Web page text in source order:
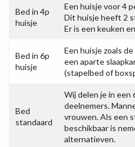
Bed in 4p
huisje
Een huisje voor 4
Dit huisje heeft 2
Er is een keuken
Bed in 6p
huisje
Een huisje zoals
een aparte
(stapelbed of
Bed
standaard
Wij delen je in een
deelnemers.
vrouwen. Als een
beschikbaar is
alternatieven.